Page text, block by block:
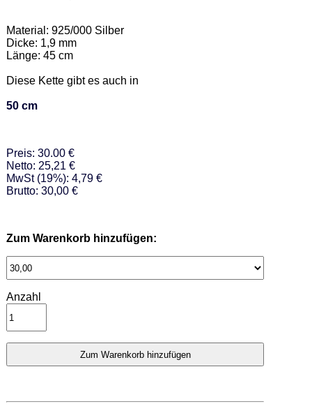
Material: 925/000 Silber
Dicke: 1,9 mm
Länge: 45 cm
Diese Kette gibt es auch in
50 cm
Preis: 30.00 €
Netto: 25,21 €
MwSt (19%): 4,79 €
Brutto: 30,00 €
Zum Warenkorb hinzufügen:
Anzahl